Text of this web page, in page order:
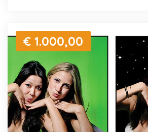
€ 1.000,00